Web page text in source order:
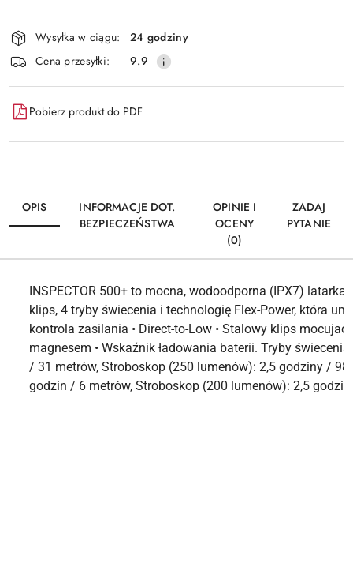
Wyślij
Dostępność
i
dostawa
Wysyłka w ciągu:
24 godziny
Cena przesyłki:
9.9
Pobierz produkt do PDF
OPIS
INFORMACJE DOT.
BEZPIECZEŃSTWA
OPINIE I
OCENY
(0)
ZADAJ
PYTANIE
INSPECTOR 500+ to mocna, wodoodporna (IPX7)
klips, 4 tryby świecenia i technologię Flex-Power, która
kontrola zasilania • Direct-to-Low • Stalowy klips
magnesem • Wskaźnik ładowania baterii. Tryby
/ 31 metrów, Stroboskop (250 lumenów): 2,5 godziny /
godzin / 6 metrów, Stroboskop (200 lumenów): 2,5